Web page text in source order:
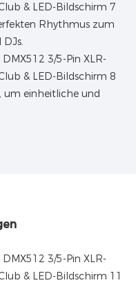
Rhythmus zum
um einheitliche und